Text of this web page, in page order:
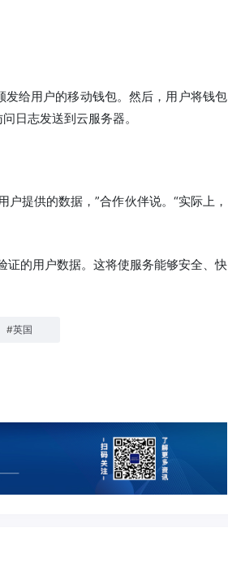
给用户的移动钱包。然后，用户将钱包
日志发送到云服务器。
提供的数据，”合作伙伴说。“实际上，
证的用户数据。这将使服务能够安全、快
#英国